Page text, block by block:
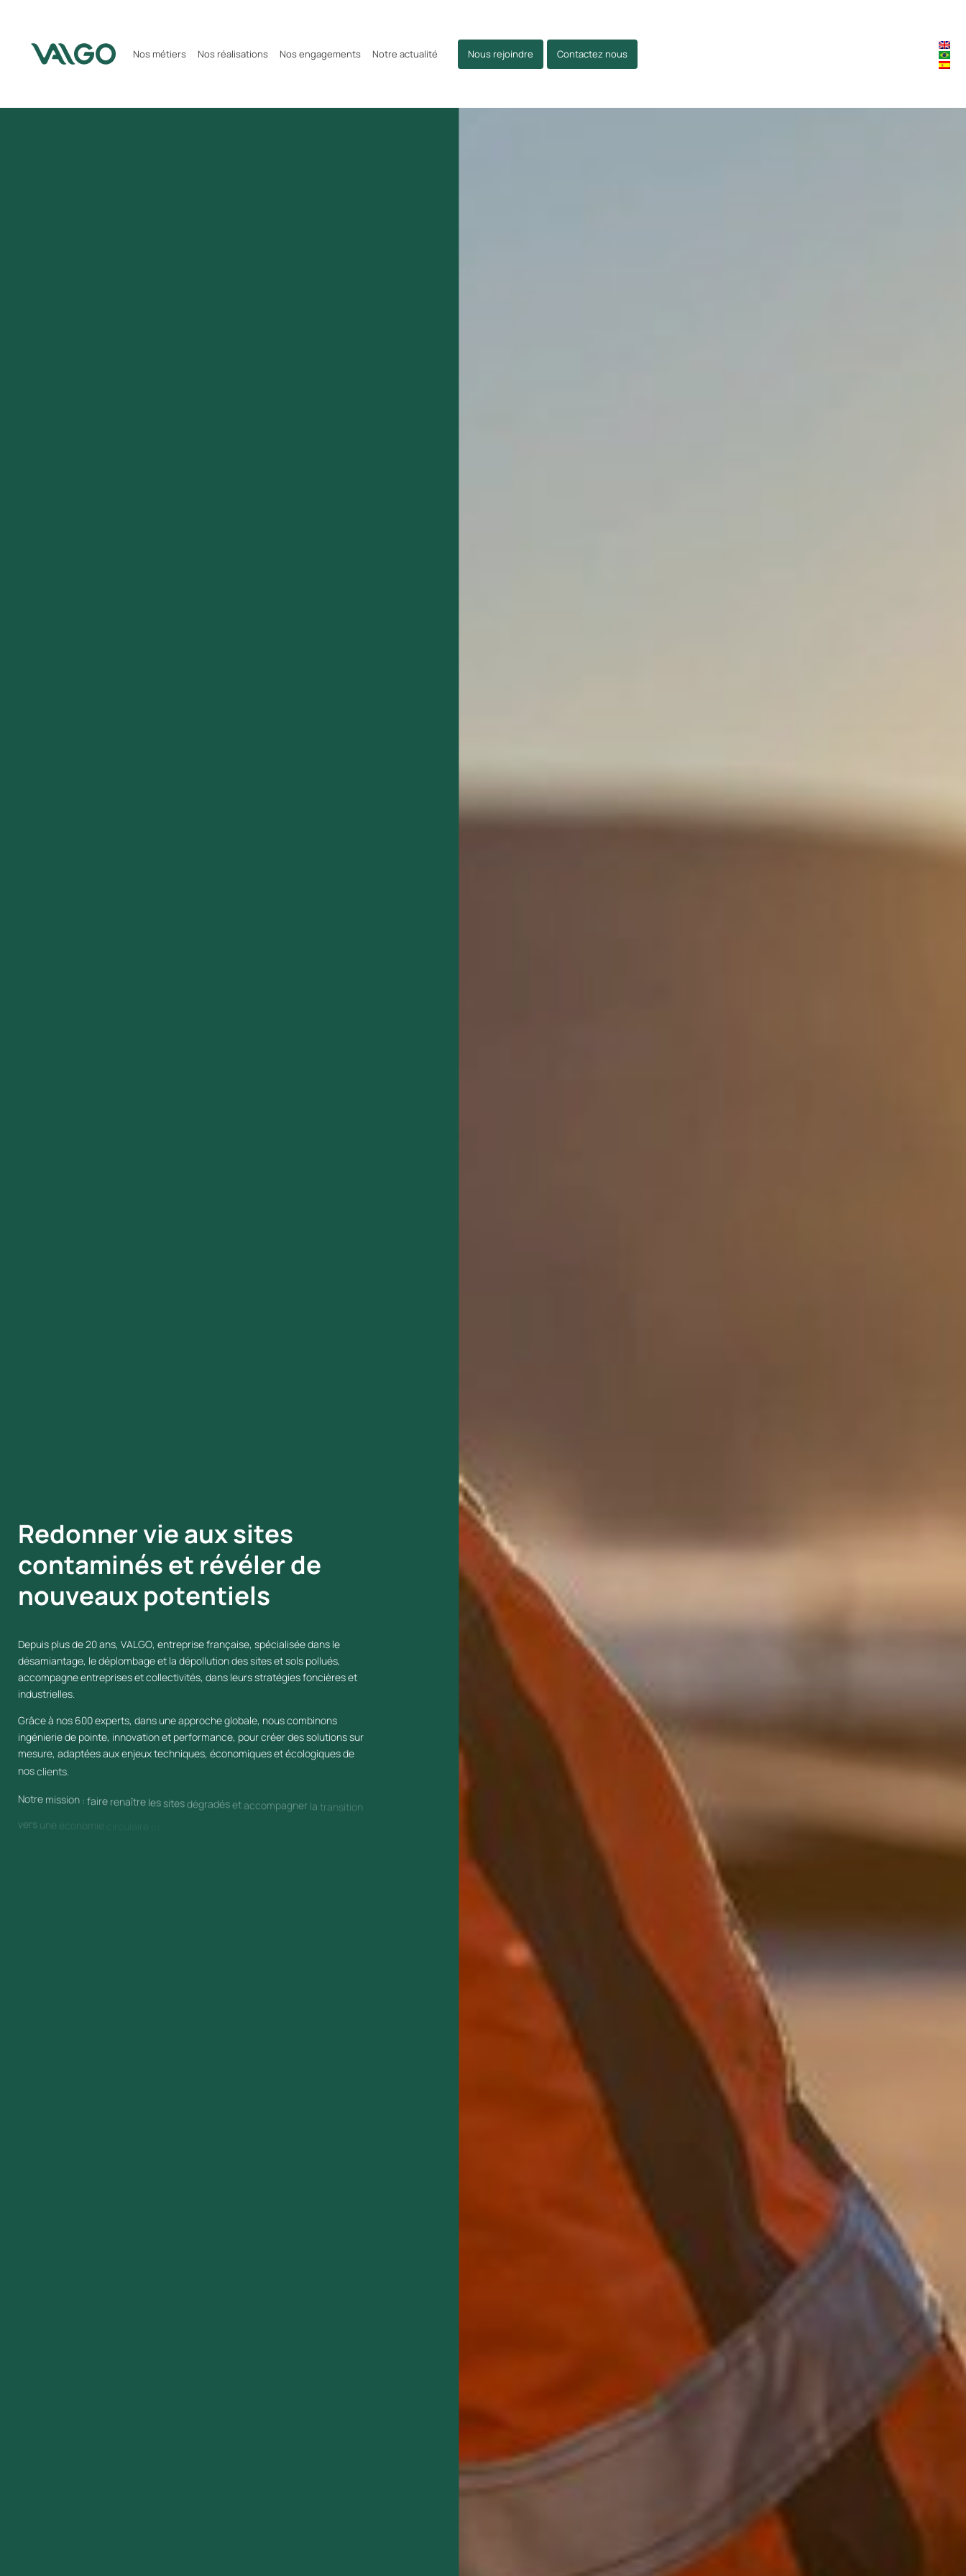
Nos métiers Nos réalisations Nos engagements Notre actualité Nous rejoindre Contactez nous
Redonner vie aux sites
contaminés et révéler de
nouveaux potentiels
Depuis plus de 20 ans, VALGO, entreprise française, spécialisée dans le
désamiantage, le déplombage et la dépollution des sites et sols pollués,
accompagne entreprises et collectivités, dans leurs stratégies foncières et
industrielles.​
Grâce à nos 600 experts, dans une approche globale, nous combinons
ingénierie de pointe, innovation et performance, pour créer des solutions sur
mesure, adaptées aux enjeux techniques, économiques et écologiques de
nos clients.​
Notre mission : faire renaître les sites dégradés et accompagner la transition
vers une économie circulaire et décarbonée.